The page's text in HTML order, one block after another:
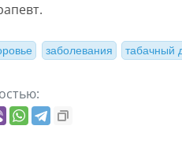
заболевания табачный